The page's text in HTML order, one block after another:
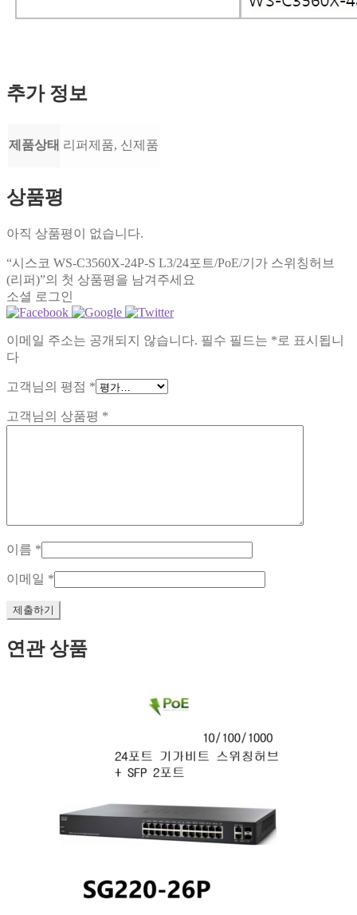
추가 정보
제품상태 리퍼제품, 신제품
상품평
아직 상품평이 없습니다.
“시스코 WS-C3560X-24P-S L3/24포트/PoE/기가 스위칭허브
(리퍼)”의 첫 상품평을 남겨주세요
소셜 로그인
이메일 주소는 공개되지 않습니다. 필수 필드는 * 로 표시됩니
다
고객님의 평점 *
고객님의 상품평 *
이름 *
이메일 *
연관 상품